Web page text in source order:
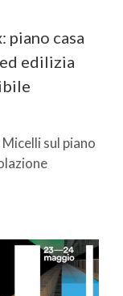
piano casa
edilizia
sul piano